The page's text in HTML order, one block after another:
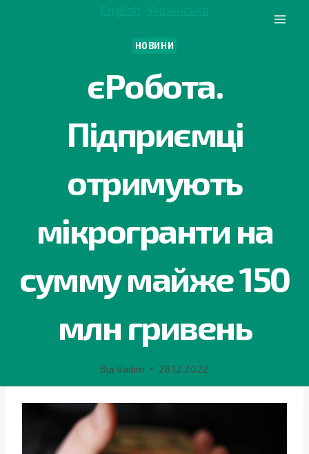
НОВИНИ
єРобота.
Підприємці
отримують
мікрогранти на
сумму майже 150
млн гривень
Від Vadim 28.12.2022